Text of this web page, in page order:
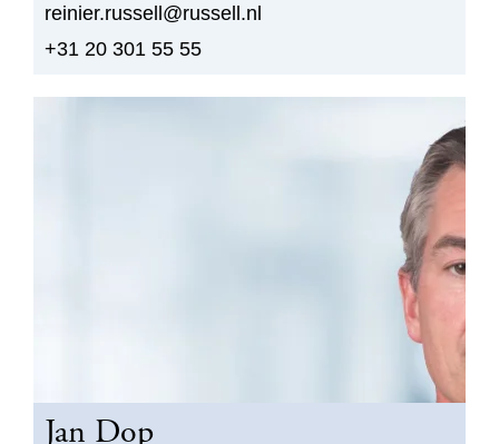
reinier.russell@russell.nl
+31 20 301 55 55
Jan Dop